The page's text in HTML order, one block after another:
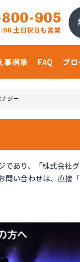
905
土日祝日も営業
事例集 FAQ ブ
ジー
あり、「株式会社
い合わせは、直接